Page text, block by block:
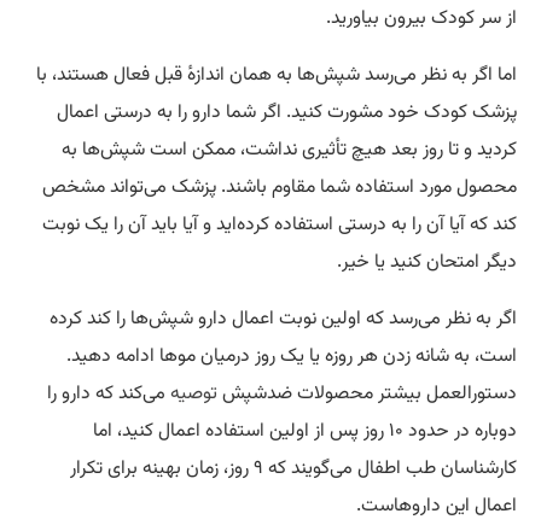
از سر کودک بیرون بیاورید.
اما اگر به نظر می‌رسد شپش‌ها به همان اندازه‌ٔ قبل فعال هستند، با
پزشک کودک خود مشورت کنید. اگر شما دارو را به درستی اعمال
کردید و تا روز بعد هیچ تأثیری نداشت، ممکن است شپش‌ها به
محصول مورد استفاده شما مقاوم باشند. پزشک می‌تواند مشخص
کند که آیا آن را به درستی استفاده کرده‌اید و آیا باید آن را یک نوبت
دیگر امتحان کنید یا خیر.
اگر به نظر می‌رسد که اولین نوبت اعمال دارو شپش‌ها را کند کرده
است، به شانه زدن هر روزه یا یک روز درمیان موها ادامه دهید.
دستورالعمل بیشتر محصولات ضدشپش توصیه می‌کند که دارو را
دوباره در حدود ۱۰ روز پس از اولین استفاده اعمال کنید، اما
کارشناسان طب اطفال می‌گویند که ۹ روز، زمان بهینه برای تکرار
اعمال این داروهاست.